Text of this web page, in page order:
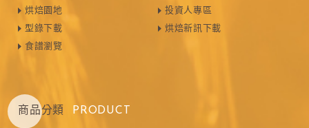
烘焙園地
型錄下載
食譜瀏覽
投資人專區
烘焙新訊下載
商品分類 PRODUCT